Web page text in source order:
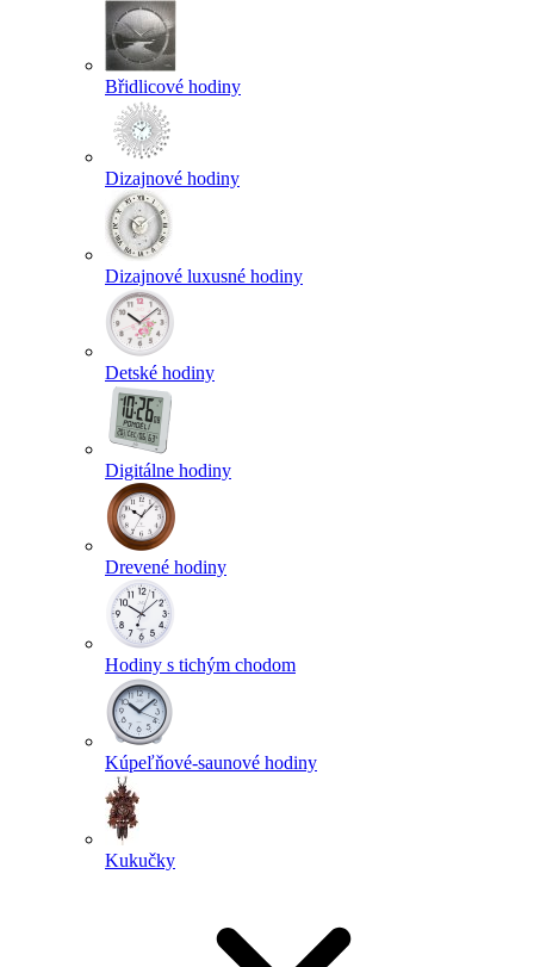
Břidlicové hodiny
Dizajnové hodiny
Dizajnové luxusné hodiny
Detské hodiny
Digitálne hodiny
Drevené hodiny
Hodiny s tichým chodom
Kúpeľňové-saunové hodiny
Kukučky